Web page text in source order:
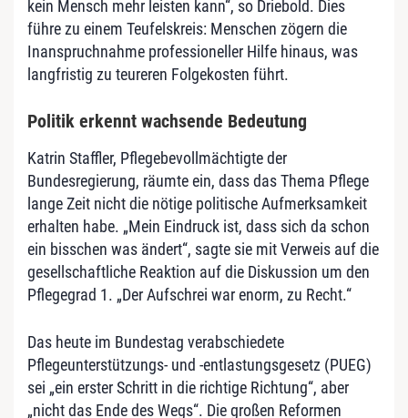
kein Mensch mehr leisten kann“, so Driebold. Dies
führe zu einem Teufelskreis: Menschen zögern die
Inanspruchnahme professioneller Hilfe hinaus, was
langfristig zu teureren Folgekosten führt.
Politik erkennt wachsende Bedeutung
Katrin Staffler, Pflegebevollmächtigte der
Bundesregierung, räumte ein, dass das Thema Pflege
lange Zeit nicht die nötige politische Aufmerksamkeit
erhalten habe. „Mein Eindruck ist, dass sich da schon
ein bisschen was ändert“, sagte sie mit Verweis auf die
gesellschaftliche Reaktion auf die Diskussion um den
Pflegegrad 1. „Der Aufschrei war enorm, zu Recht.“
Das heute im Bundestag verabschiedete
Pflegeunterstützungs- und -entlastungsgesetz (PUEG)
sei „ein erster Schritt in die richtige Richtung“, aber
„nicht das Ende des Wegs“. Die großen Reformen